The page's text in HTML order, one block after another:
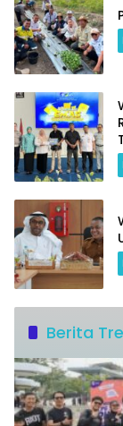
Berita